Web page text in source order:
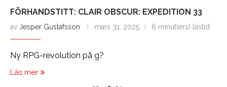
FÖRHANDSTITT: CLAIR OBSCUR: EXPEDITION 33
av Jesper Gustafsson mars 31, 2025 6 minut(ers) lästid
Ny RPG-revolution på g?
Läs mer